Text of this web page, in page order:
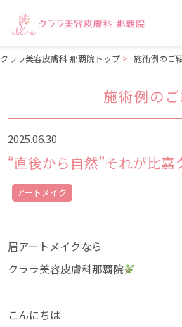
クララ美容皮膚科 那覇院トップ 施術例のご
施術例の
2025.06.30
“直後から自然”それが比嘉
アートメイク
眉アートメイクなら
クララ美容皮膚科那覇院
こんにちは